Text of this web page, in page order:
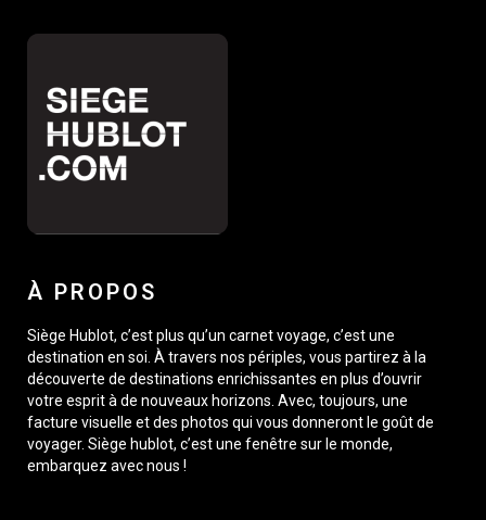
À PROPOS
Siège Hublot, c’est plus qu’un carnet voyage, c’est une
destination en soi. À travers nos périples, vous partirez à la
découverte de destinations enrichissantes en plus d’ouvrir
votre esprit à de nouveaux horizons. Avec, toujours, une
facture visuelle et des photos qui vous donneront le goût de
voyager. Siège hublot, c’est une fenêtre sur le monde,
embarquez avec nous !